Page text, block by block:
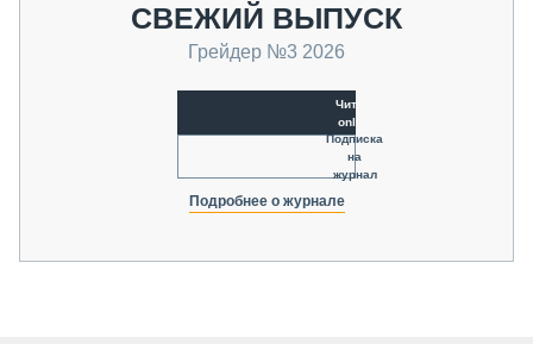
СВЕЖИЙ ВЫПУСК
Грейдер №3 2026
Читать
online
Подписка
на
журнал
Подробнее о журнале